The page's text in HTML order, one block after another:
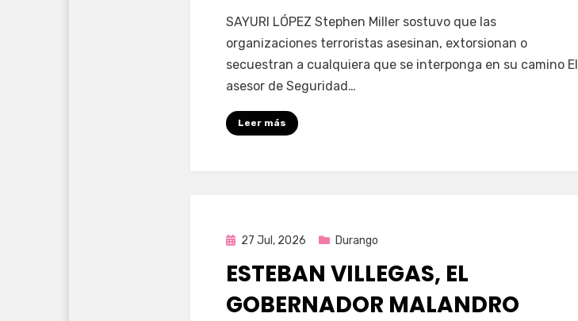
porFernando Miranda Servín
SAYURI LÓPEZ Stephen Miller sostuvo que las
organizaciones terroristas asesinan, extorsionan o
secuestran a cualquiera que se interponga en su camino El
asesor de Seguridad…
Leer más
Publicada
27 Jul, 2026 Durango
ESTEBAN VILLEGAS, EL
GOBERNADOR MALANDRO